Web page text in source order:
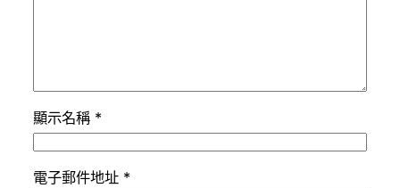
顯示名稱 *
電子郵件地址 *